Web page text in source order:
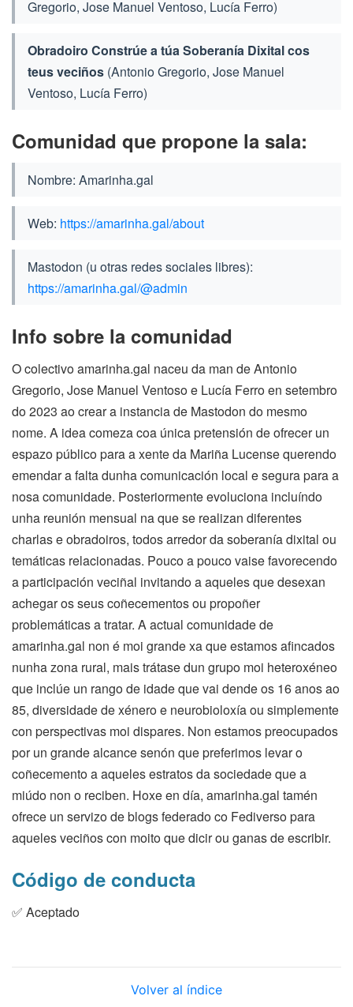
Gregorio, Jose Manuel Ventoso, Lucía Ferro)
Obradoiro Constrúe a túa Soberanía Dixital cos
teus veciños (Antonio Gregorio, Jose Manuel
Ventoso, Lucía Ferro)
Comunidad que propone la sala:
Nombre: Amarinha.gal
Web: https://amarinha.gal/about
Mastodon (u otras redes sociales libres):
https://amarinha.gal/@admin
Info sobre la comunidad
O colectivo amarinha.gal naceu da man de Antonio
Gregorio, Jose Manuel Ventoso e Lucía Ferro en setembro
do 2023 ao crear a instancia de Mastodon do mesmo
nome. A idea comeza coa única pretensión de ofrecer un
espazo público para a xente da Mariña Lucense querendo
emendar a falta dunha comunicación local e segura para a
nosa comunidade. Posteriormente evoluciona incluíndo
unha reunión mensual na que se realizan diferentes
charlas e obradoiros, todos arredor da soberanía dixital ou
temáticas relacionadas. Pouco a pouco vaise favorecendo
a participación veciñal invitando a aqueles que desexan
achegar os seus coñecementos ou propoñer
problemáticas a tratar. A actual comunidade de
amarinha.gal non é moi grande xa que estamos afincados
nunha zona rural, mais trátase dun grupo moi heteroxéneo
que inclúe un rango de idade que vai dende os 16 anos ao
85, diversidade de xénero e neurobioloxía ou simplemente
con perspectivas moi dispares. Non estamos preocupados
por un grande alcance senón que preferimos levar o
coñecemento a aqueles estratos da sociedade que a
miúdo non o reciben. Hoxe en día, amarinha.gal tamén
ofrece un servizo de blogs federado co Fediverso para
aqueles veciños con moito que dicir ou ganas de escribir.
Código de conducta
✅ Aceptado
Volver al índice